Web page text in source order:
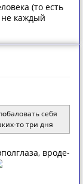
(то есть
каждый
себя
то три дня
вроде-